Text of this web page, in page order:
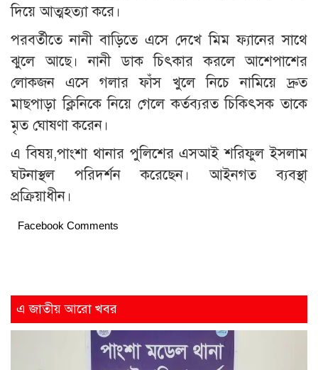
দিয়ে আত্মহত্যা করে।
পরবর্তীতে নানী বাড়িতে এসে দেখে মিম ফ্যানের সাথে
ঝুলে আছে। নানী ডাক চিৎকার করলে আশেপাশের
লোকজন এসে গলার ফাঁস খুলে নিচে নামিয়ে দ্রুত
মাছপাড়া ক্লিনিকে নিয়ে গেলে কর্তব্যরত চিকিৎসক তাকে
মৃত ঘোষণা করেন।
এ বিষয়,পাংশা থানার পুলিশের এসআই শরিফুল ইসলাম
ঘটনাস্থল পরিদর্শন করেছেন। আইনগত ব্যবস্থা
প্রক্রিয়াধীন।
Facebook Comments
এ জাতীয় আরো খবর